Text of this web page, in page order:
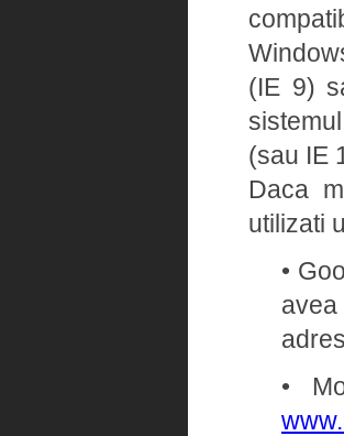
(IE 9)
(sau IE
Daca
utilizati
•
•